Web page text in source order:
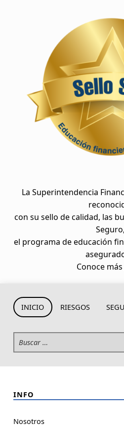
La Superintendencia
con su sello de calidad, las
Seguro,
el programa de educación
Conoce más
INICIO RIESGOS
Buscar:
INFO
Nosotros